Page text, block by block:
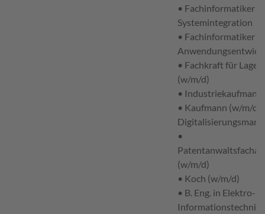
• Fachinformatiker
Systemintegration
• Fachinformatiker
• Fachkraft für
(w/m/d)
•
• Kaufmann (w/m/d)
•
(w/m/d)
• Koch (w/m/d)
• B. Eng. in Elektro-
Informationstechnik